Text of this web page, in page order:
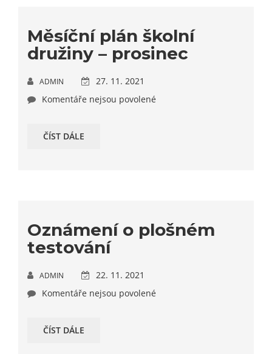
Měsíční plán školní
družiny – prosinec
ADMIN
27. 11. 2021
Komentáře nejsou povolené
ČÍST DÁLE
Oznámení o plošném
testování
ADMIN
22. 11. 2021
Komentáře nejsou povolené
ČÍST DÁLE